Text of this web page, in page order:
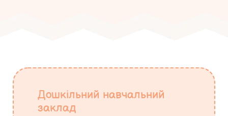
Дошкільний навчальний
заклад